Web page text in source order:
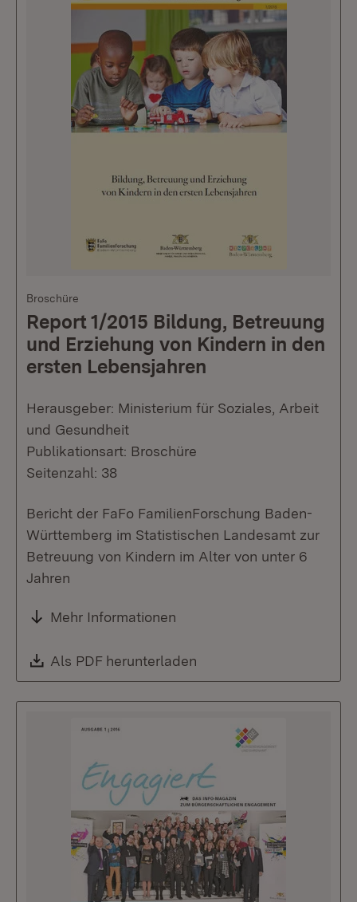
Broschüre
Report 1/2015 Bildung, Betreuung
und Erziehung von Kindern in den
ersten Lebensjahren
Herausgeber: Ministerium für Soziales, Arbeit
und Gesundheit
Publikationsart: Broschüre
Seitenzahl: 38
Bericht der FaFo FamilienForschung Baden-
Württemberg im Statistischen Landesamt zur
Betreuung von Kindern im Alter von unter 6
Jahren
Mehr Informationen
Download:
Als PDF herunterladen